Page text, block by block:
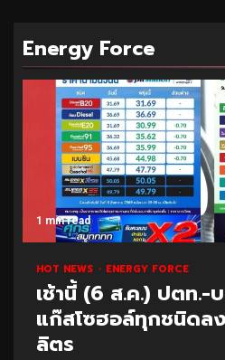
Energy Force
1 min read
HOT NEWS ENERGY FORCE
เช้านี้ (6 ส.ค.) ปตท.-
แก๊สโซฮอล์ทุกชนิดล
ลิตร